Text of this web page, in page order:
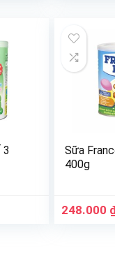
3
Sữa
400g
248.000